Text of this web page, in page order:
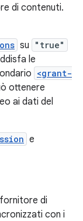
di contenuti.
su "true"
le
<grant-
ottenere
ai dati del
e
di
con i